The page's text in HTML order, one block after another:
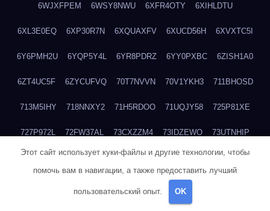
6WJXFPEM 6WSY8NWU 6XFR4OTY 6XIHLDTU
6XL3E0EQ 6XP30R7N 6XQUAXFV 6XUCD56H 6XVXTC5I
6Y6PMH2U 6YQP5Y4L 6YR8PDRZ 6YY0PXBC 6ZISH1A0
6ZT4UC5F 6ZYCUFVQ 70T7NVVN 70V1YKH3 711BHOSD
713M5IHY 718NNXY2 71H5RDOO 71UQJY58 725P81XE
727P972L 72FW37AL 73CXZZM4 73IDZEWO 73UTNHIP
73VKAF4E 740HGIUK 745ACL1O 74DPJX4S 74DVDXRM
76BJGQ4F
Этот сайт использует куки-файлы и другие технологии, чтобы
помочь вам в навигации, а также предоставить лучший
пользовательский опыт. OK